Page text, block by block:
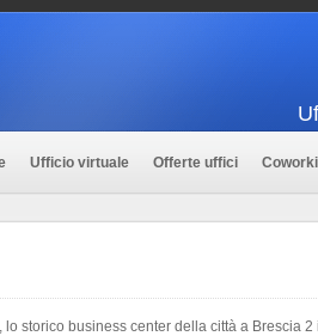
Ufficio virtuale Offerte uffici
storico business center della città a Brescia 2